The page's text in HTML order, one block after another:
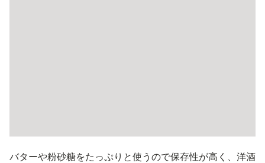
バターや粉砂糖をたっぷりと使うので保存性が高く、洋酒